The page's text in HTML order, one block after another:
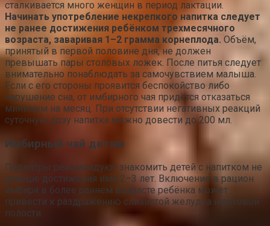
сталкивается много женщин в период лактации.
Начинать употребление некрепкого напитка следует
не ранее достижения ребёнком трехмесячного
возраста, заваривая 1–2 грамма корнеплода. Объём,
принятый в первой половине дня, не должен
превышать пары столовых ложек. После питья следует
внимательно понаблюдать за самочувствием малыша.
Если с его стороны проявится беспокойство либо
нарушение сна, от имбирного чая придётся отказаться
минимум на месяц. При отсутствии негативных реакций
суточную дозу напитка можно довести до 200 мл.
Имбирный чай детям
Педиатры рекомендуют знакомить детей с напитком не
раньше достижения ими 2–3 лет. Включение в рацион
имбиря в более раннем возрасте ребёнка может
привести к раздражению слизистой желудка и ротовой
полости.